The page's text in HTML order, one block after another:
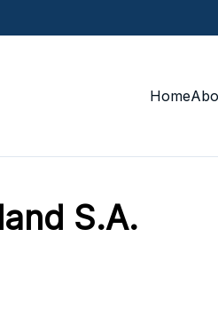
Home
S.A.